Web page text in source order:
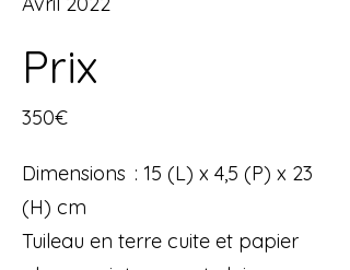
Prix
350€
Dimensions : 15 (L) x 4,5 (P) x 23
(H) cm
Tuileau en terre cuite et papier